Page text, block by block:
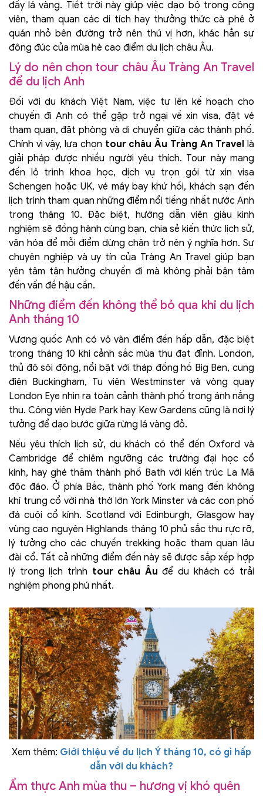
đầy lá vàng. Tiết trời này giúp việc dạo bộ trong công
viên, tham quan các di tích hay thưởng thức cà phê ở
quán nhỏ bên đường trở nên thú vị hơn, khác hẳn sự
đông đúc của mùa hè cao điểm du lịch châu Âu.
Lý do nên chọn tour châu Âu Tràng An Travel
để du lịch Anh
Đối với du khách Việt Nam, việc tự lên kế hoạch cho
chuyến đi Anh có thể gặp trở ngại về xin visa, đặt vé
tham quan, đặt phòng và di chuyển giữa các thành phố.
Chính vì vậy, lựa chọn tour châu Âu Tràng An Travel là
giải pháp được nhiều người yêu thích. Tour này mang
đến lộ trình khoa học, dịch vụ trọn gói từ xin visa
Schengen hoặc UK, vé máy bay khứ hồi, khách sạn đến
lịch trình tham quan những điểm nổi tiếng nhất nước Anh
trong tháng 10. Đặc biệt, hướng dẫn viên giàu kinh
nghiệm sẽ đồng hành cùng bạn, chia sẻ kiến thức lịch sử,
văn hóa để mỗi điểm dừng chân trở nên ý nghĩa hơn. Sự
chuyên nghiệp và uy tín của Tràng An Travel giúp bạn
yên tâm tận hưởng chuyến đi mà không phải bận tâm
đến vấn đề hậu cần.
Những điểm đến không thể bỏ qua khi du lịch
Anh tháng 10
Vương quốc Anh có vô vàn điểm đến hấp dẫn, đặc biệt
trong tháng 10 khi cảnh sắc mùa thu đạt đỉnh. London,
thủ đô sôi động, nổi bật với tháp đồng hồ Big Ben, cung
điện Buckingham, Tu viện Westminster và vòng quay
London Eye nhìn ra toàn cảnh thành phố trong ánh nắng
thu. Công viên Hyde Park hay Kew Gardens cũng là nơi lý
tưởng để dạo bước giữa rừng lá vàng đỏ.
Nếu yêu thích lịch sử, du khách có thể đến Oxford và
Cambridge để chiêm ngưỡng các trường đại học cổ
kính, hay ghé thăm thành phố Bath với kiến trúc La Mã
độc đáo. Ở phía Bắc, thành phố York mang đến không
khí trung cổ với nhà thờ lớn York Minster và các con phố
đá cuội cổ kính. Scotland với Edinburgh, Glasgow hay
vùng cao nguyên Highlands tháng 10 phủ sắc thu rực rỡ,
lý tưởng cho các chuyến trekking hoặc tham quan lâu
đài cổ. Tất cả những điểm đến này sẽ được sắp xếp hợp
lý trong lịch trình tour châu Âu để du khách có trải
nghiệm phong phú nhất.
Xem thêm: Giới thiệu về du lịch Ý tháng 10, có gì hấp
dẫn với du khách?
Ẩm thực Anh mùa thu – hương vị khó quên